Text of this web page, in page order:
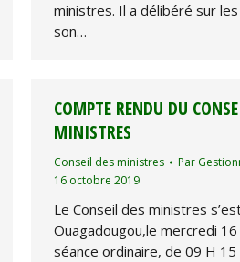
ministres. Il a délibéré sur
son…
COMPTE RENDU DU
MINISTRES
Conseil des ministres Par
16 octobre 2019
Le Conseil des ministres
Ouagadougou,le mercredi
séance ordinaire, de 09 H